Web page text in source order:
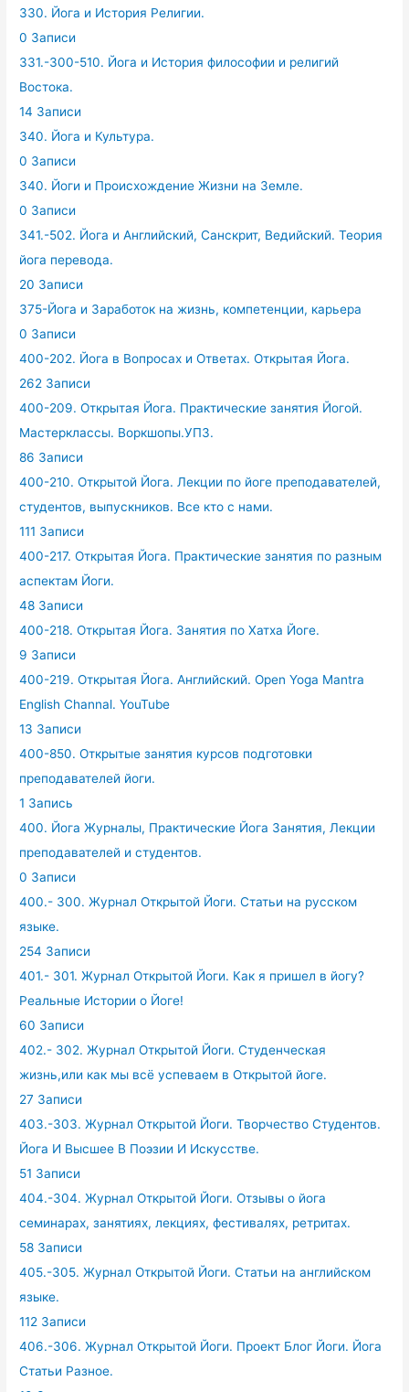
330. Йога и История Религии.
0 Записи
331.-300-510. Йога и История философии и религий
Востока.
14 Записи
340. Йога и Культура.
0 Записи
340. Йоги и Происхождение Жизни на Земле.
0 Записи
341.-502. Йога и Английский, Санскрит, Ведийский. Теория
йога перевода.
20 Записи
375-Йога и Заработок на жизнь, компетенции, карьера
0 Записи
400-202. Йога в Вопросах и Ответах. Открытая Йога.
262 Записи
400-209. Открытая Йога. Практические занятия Йогой.
Мастерклассы. Воркшопы.УПЗ.
86 Записи
400-210. Открытой Йога. Лекции по йоге преподавателей,
студентов, выпускников. Все кто с нами.
111 Записи
400-217. Открытая Йога. Практические занятия по разным
аспектам Йоги.
48 Записи
400-218. Открытая Йога. Занятия по Хатха Йоге.
9 Записи
400-219. Открытая Йога. Английский. Open Yoga Mantra
English Channal. YouTube
13 Записи
400-850. Открытые занятия курсов подготовки
преподавателей йоги.
1 Запись
400. Йога Журналы, Практические Йога Занятия, Лекции
преподавателей и студентов.
0 Записи
400.- 300. Журнал Открытой Йоги. Статьи на русском
языке.
254 Записи
401.- 301. Журнал Открытой Йоги. Как я пришел в йогу?
Реальные Истории о Йоге!
60 Записи
402.- 302. Журнал Открытой Йоги. Студенческая
жизнь,или как мы всё успеваем в Открытой йоге.
27 Записи
403.-303. Журнал Открытой Йоги. Творчество Студентов.
Йога И Высшее В Поэзии И Искусстве.
51 Записи
404.-304. Журнал Открытой Йоги. Отзывы о йога
семинарах, занятиях, лекциях, фестивалях, ретритах.
58 Записи
405.-305. Журнал Открытой Йоги. Статьи на английском
языке.
112 Записи
406.-306. Журнал Открытой Йоги. Проект Блог Йоги. Йога
Статьи Разное.